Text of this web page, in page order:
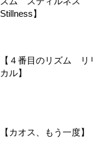
Stillness】
【４番目のリズム リリ
カル】
【カオス、もう一度】